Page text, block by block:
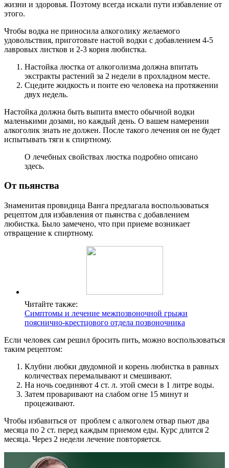
жизни и здоровья. Поэтому всегда искали пути избавление от
этого.
Чтобы водка не приносила алкоголику желаемого
удовольствия, приготовьте настой водки с добавлением 4-5
лавровых листков и 2-3 корня любистка.
Настойка люстка от алкоголизма должна впитать
экстракты растений за 2 недели в прохладном месте.
Сцедите жидкость и поите ею человека на протяжении
двух недель.
Настойка должна быть выпита вместо обычной водки
маленькими дозами, но каждый день. О вашем намерении
алкоголик знать не должен. После такого лечения он не будет
испытывать тяги к спиртному.
О лечебных свойствах люстка подробно описано
здесь.
От пьянства
Знаменитая провидица Ванга предлагала воспользоваться
рецептом для избавления от пьянства с добавлением
любистка. Было замечено, что при приеме возникает
отвращение к спиртному.
Читайте также:
Симптомы и лечение межпозвоночной грыжи
пояснично-крестцового отдела позвоночника
Если человек сам решил бросить пить, можно воспользоваться
таким рецептом:
Клубни любки двудомной и корень любистка в равных
количествах перемалывают и смешивают.
На ночь соединяют 4 ст. л. этой смеси в 1 литре воды.
Затем проваривают на слабом огне 15 минут и
процеживают.
Чтобы избавиться от проблем с алкоголем отвар пьют два
месяца по 2 ст. перед каждым приемом еды. Курс длится 2
месяца. Через 2 недели лечение повторяется.